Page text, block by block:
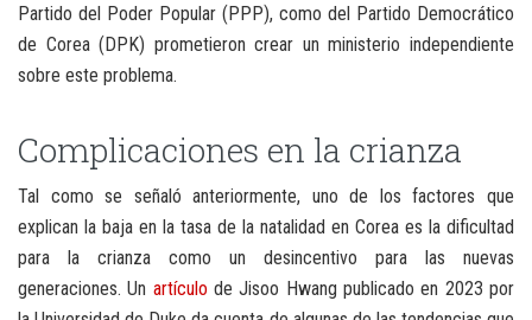
Partido del Poder Popular (PPP), como del Partido Democrático
de Corea (DPK) prometieron crear un ministerio independiente
sobre este problema.
Complicaciones en la crianza
Tal como se señaló anteriormente, uno de los factores que
explican la baja en la tasa de la natalidad en Corea es la dificultad
para la crianza como un desincentivo para las nuevas
generaciones. Un artículo de Jisoo Hwang publicado en 2023 por